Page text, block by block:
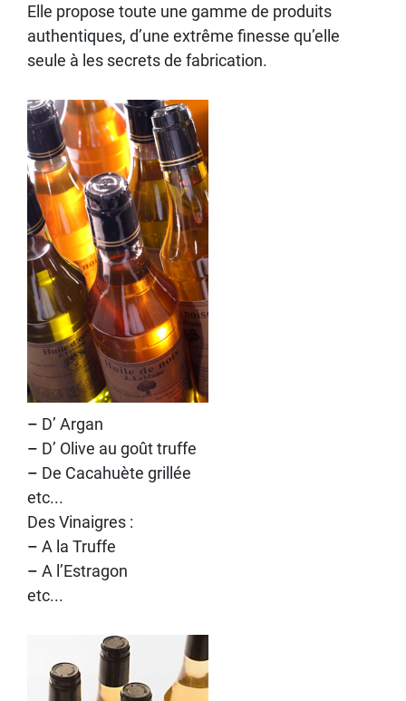
Elle propose toute une gamme de produits
authentiques, d’une extrême finesse qu’elle
seule à les secrets de fabrication.
– D’ Argan
– D’ Olive au goût truffe
– De Cacahuète grillée
etc...
Des Vinaigres :
– A la Truffe
– A l’Estragon
etc...